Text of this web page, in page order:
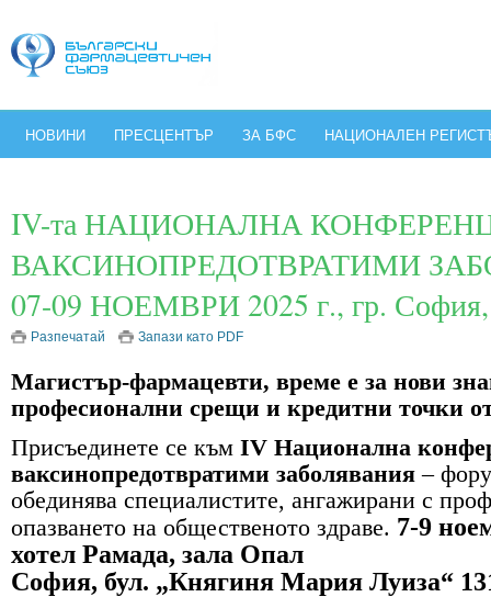
НОВИНИ ПРЕСЦЕНТЪР ЗА БФС НАЦИОНАЛЕН
IV-та НАЦИОНАЛНА
ВАКСИНОПРЕДОТВРАТИМИ
07-09 НОЕМВРИ 2025 г., гр. София,
Разпечатай Запази като PDF
Магистър-фармацевти, време е за нови
професионални срещи и кредитни точки
Присъединете се към IV Национална
ваксинопредотвратими заболявания –
обединява специалистите, ангажирани с
опазването на общественото здраве. 7-9
хотел Рамада, зала Опал
София, бул. „Княгиня Мария Луиза“